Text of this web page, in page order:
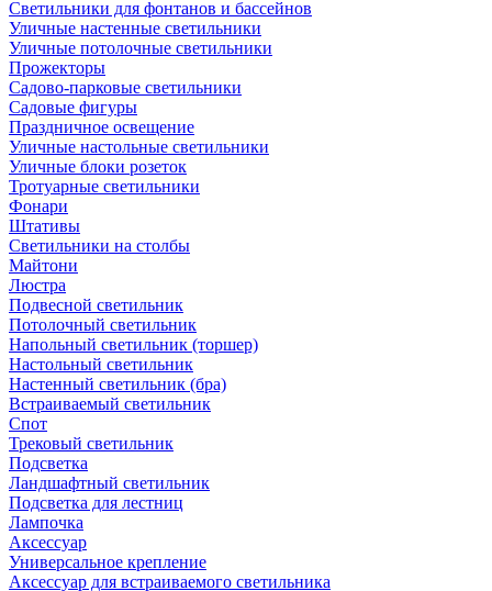
Светильники для фонтанов и бассейнов
Уличные настенные светильники
Уличные потолочные светильники
Прожекторы
Садово-парковые светильники
Садовые фигуры
Праздничное освещение
Уличные настольные светильники
Уличные блоки розеток
Тротуарные светильники
Фонари
Штативы
Светильники на столбы
Майтони
Люстра
Подвесной светильник
Потолочный светильник
Напольный светильник (торшер)
Настольный светильник
Настенный светильник (бра)
Встраиваемый светильник
Спот
Трековый светильник
Подсветка
Ландшафтный светильник
Подсветка для лестниц
Лампочка
Аксессуар
Универсальное крепление
Аксессуар для встраиваемого светильника